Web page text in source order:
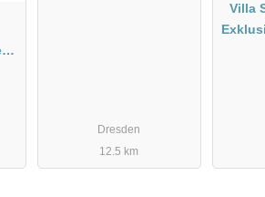
Dresden
12.5 km
Villa